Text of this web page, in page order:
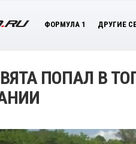
ФОРМУЛА 1 ДРУГИЕ
ПОПАЛ В